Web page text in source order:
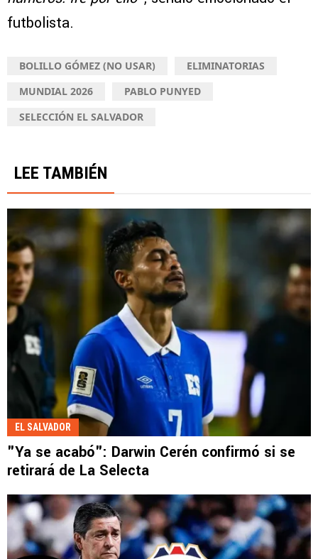
futbolista.
BOLILLO GÓMEZ (NO USAR)
ELIMINATORIAS
MUNDIAL 2026
PABLO PUNYED
SELECCIÓN EL SALVADOR
LEE TAMBIÉN
EL SALVADOR
"Ya se acabó": Darwin Cerén confirmó si se
retirará de La Selecta